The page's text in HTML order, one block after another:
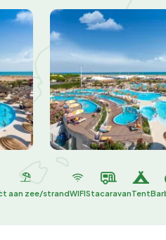
aan zee/strandWIFIStacaravanTent